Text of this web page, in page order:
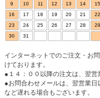
9
10 11 12 13 14
15
16
17 18 19 20 21
22
23
24 25 26 27 28
29
30
31
インターネットでのご注文・お
けております。
●１４：００以降の注文は、翌営
●お問合わせメールは、翌営業
など遅れる場合もございます。